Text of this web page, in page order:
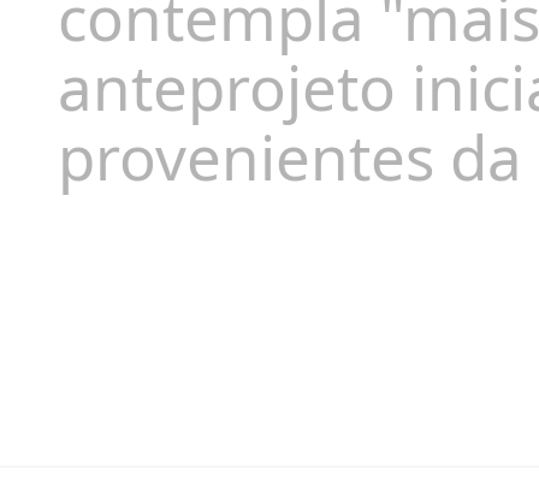
anteprojeto
provenientes da